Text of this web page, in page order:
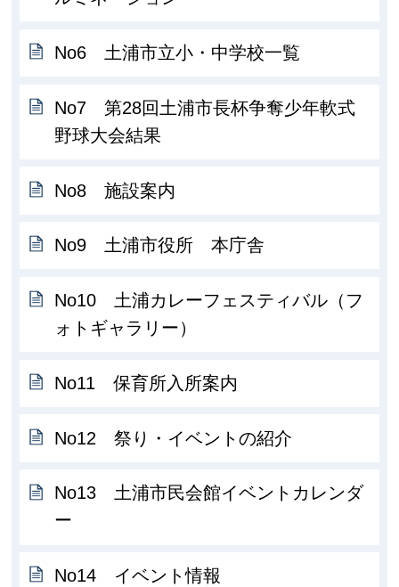
No6 土浦市立小・中学校一覧
No7 第28回土浦市長杯争奪少年軟式
野球大会結果
No8 施設案内
No9 土浦市役所 本庁舎
No10 土浦カレーフェスティバル（フ
ォトギャラリー）
No11 保育所入所案内
No12 祭り・イベントの紹介
No13 土浦市民会館イベントカレンダ
ー
No14 イベント情報